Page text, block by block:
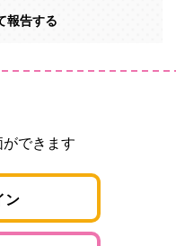
報告する
ができます
ン